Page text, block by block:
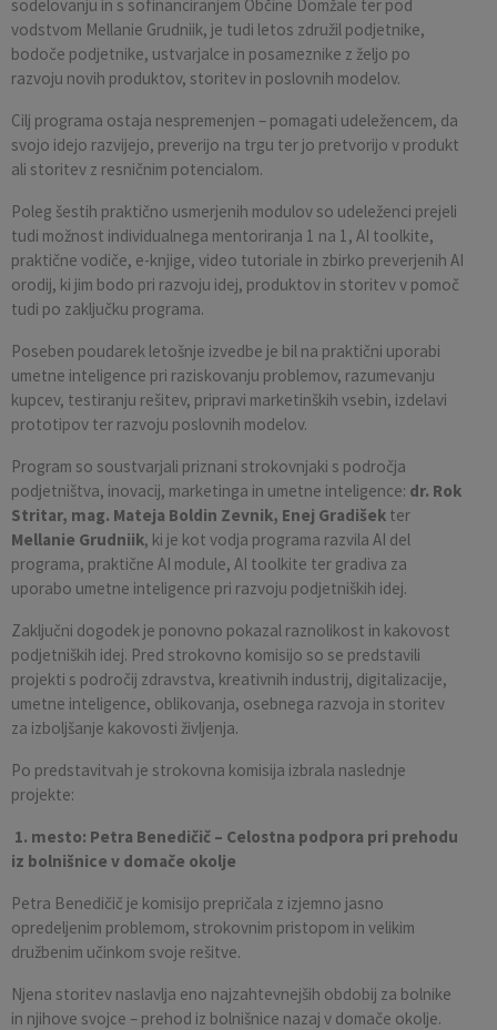
sodelovanju in s sofinanciranjem Občine Domžale ter pod
vodstvom Mellanie Grudniik, je tudi letos združil podjetnike,
bodoče podjetnike, ustvarjalce in posameznike z željo po
razvoju novih produktov, storitev in poslovnih modelov.
Cilj programa ostaja nespremenjen – pomagati udeležencem, da
svojo idejo razvijejo, preverijo na trgu ter jo pretvorijo v produkt
ali storitev z resničnim potencialom.
Poleg šestih praktično usmerjenih modulov so udeleženci prejeli
tudi možnost individualnega mentoriranja 1 na 1, AI toolkite,
praktične vodiče, e-knjige, video tutoriale in zbirko preverjenih AI
orodij, ki jim bodo pri razvoju idej, produktov in storitev v pomoč
tudi po zaključku programa.
Poseben poudarek letošnje izvedbe je bil na praktični uporabi
umetne inteligence pri raziskovanju problemov, razumevanju
kupcev, testiranju rešitev, pripravi marketinških vsebin, izdelavi
prototipov ter razvoju poslovnih modelov.
Program so soustvarjali priznani strokovnjaki s področja
podjetništva, inovacij, marketinga in umetne inteligence: dr. Rok
Stritar, mag. Mateja Boldin Zevnik, Enej Gradišek ter
Mellanie Grudniik, ki je kot vodja programa razvila AI del
programa, praktične AI module, AI toolkite ter gradiva za
uporabo umetne inteligence pri razvoju podjetniških idej.
Zaključni dogodek je ponovno pokazal raznolikost in kakovost
podjetniških idej. Pred strokovno komisijo so se predstavili
projekti s področij zdravstva, kreativnih industrij, digitalizacije,
umetne inteligence, oblikovanja, osebnega razvoja in storitev
za izboljšanje kakovosti življenja.
Po predstavitvah je strokovna komisija izbrala naslednje
projekte:
1. mesto: Petra Benedičič – Celostna podpora pri prehodu
iz bolnišnice v domače okolje
Petra Benedičič je komisijo prepričala z izjemno jasno
opredeljenim problemom, strokovnim pristopom in velikim
družbenim učinkom svoje rešitve.
Njena storitev naslavlja eno najzahtevnejših obdobij za bolnike
in njihove svojce – prehod iz bolnišnice nazaj v domače okolje.